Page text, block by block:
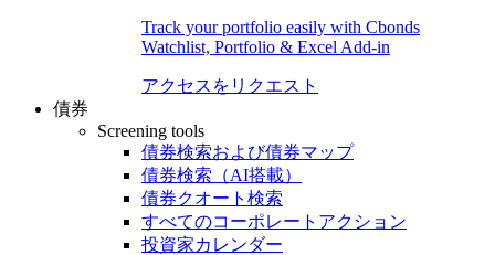
Track your portfolio easily with Cbonds
Watchlist, Portfolio & Excel Add-in
アクセスをリクエスト
債券
Screening tools
債券検索および債券マップ
債券検索（AI搭載）
債券クオート検索
すべてのコーポレートアクション
投資家カレンダー